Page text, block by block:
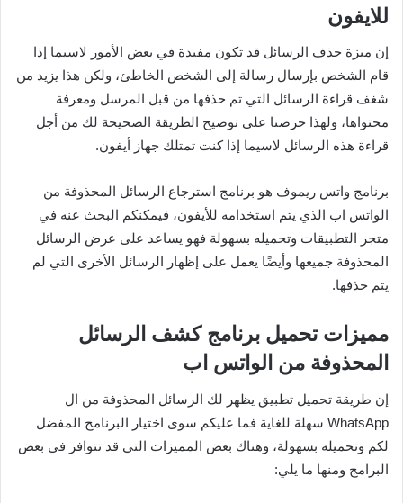
للايفون
إن ميزة حذف الرسائل قد تكون مفيدة في بعض الأمور لاسيما إذا
قام الشخص بإرسال رسالة إلى الشخص الخاطئ، ولكن هذا يزيد من
شغف قراءة الرسائل التي تم حذفها من قبل المرسل ومعرفة
محتواها، ولهذا حرصنا على توضيح الطريقة الصحيحة لك من أجل
قراءة هذه الرسائل لاسيما إذا كنت تمتلك جهاز أيفون.
برنامج واتس ريموف هو برنامج استرجاع الرسائل المحذوفة من
الواتس اب الذي يتم استخدامه للأيفون، فيمكنكم البحث عنه في
متجر التطبيقات وتحميله بسهولة فهو يساعد على عرض الرسائل
المحذوفة جميعها وأيضًا يعمل على إظهار الرسائل الأخرى التي لم
يتم حذفها.
مميزات تحميل برنامج كشف الرسائل
المحذوفة من الواتس اب
إن طريقة تحميل تطبيق يظهر لك الرسائل المحذوفة من ال
WhatsApp سهلة للغاية فما عليكم سوى اختيار البرنامج المفضل
لكم وتحميله بسهولة، وهناك بعض المميزات التي قد تتوافر في بعض
البرامج ومنها ما يلي: